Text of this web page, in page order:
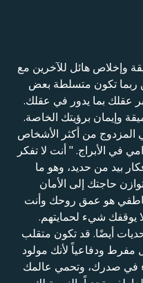
وإخلاص هائل للآخرين مع
ربما تكون متسلطة بعض
عقلك بما يدور في عقلك.
وإيمان برؤيتك الخاصة.
المزدوج من أكثر الأشخاص
في الأبراج. " أنت لا تفكر
بيد من حديد، وهو ما
حاجتك إلى الأمان
هو عمق روحك وأنت
شيء لحمايتهم.
أيضًا. قد تكون متقلب
ودفاعياً لأنك مولود
في صدرك، وتحمي عالمك